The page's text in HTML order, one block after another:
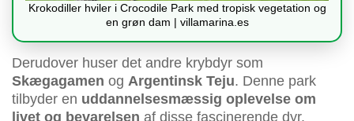
Krokodiller hviler i Crocodile Park med tropisk vegetation og
en grøn dam | villamarina.es
Derudover huser det andre krybdyr som
Skægagamen og Argentinsk Teju. Denne park
tilbyder en uddannelsesmæssig oplevelse om
livet og bevarelsen af disse fascinerende dyr.